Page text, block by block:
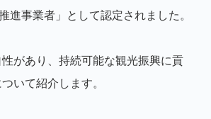
進事業者」として認定されました。
があり、持続可能な観光振興に貢
いて紹介します。